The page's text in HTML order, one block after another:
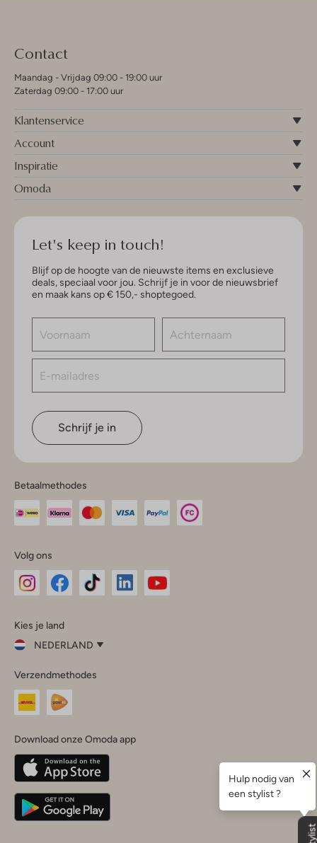
Contact
Maandag - Vrijdag 09:00 - 19:00 uur
Zaterdag 09:00 - 17:00 uur
Klantenservice
Account
Inspiratie
Omoda
Let's keep in touch!
Blijf op de hoogte van de nieuwste items en exclusieve
deals, speciaal voor jou. Schrijf je in voor de nieuwsbrief
en maak kans op € 150,- shoptegoed.
Schrijf je in
Betaalmethodes
Volg ons
InstagramFacebook
Kies je land
NEDERLAND
je
land
Nederland
Belgique(Français)
Deutschland
Verzendmethodes
Download onze Omoda app